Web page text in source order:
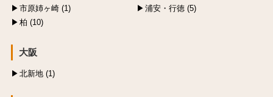
市原姉ヶ崎 (1)
浦安・行徳 (5)
柏 (10)
大阪
北新地 (1)